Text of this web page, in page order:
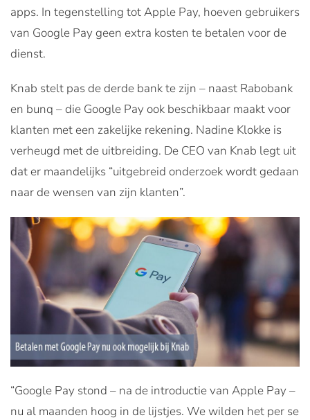
apps. In tegenstelling tot Apple Pay, hoeven gebruikers
van Google Pay geen extra kosten te betalen voor de
dienst.
Knab stelt pas de derde bank te zijn – naast Rabobank
en bunq – die Google Pay ook beschikbaar maakt voor
klanten met een zakelijke rekening. Nadine Klokke is
verheugd met de uitbreiding. De CEO van Knab legt uit
dat er maandelijks “uitgebreid onderzoek wordt gedaan
naar de wensen van zijn klanten”.
“Google Pay stond – na de introductie van Apple Pay –
nu al maanden hoog in de lijstjes. We wilden het per se